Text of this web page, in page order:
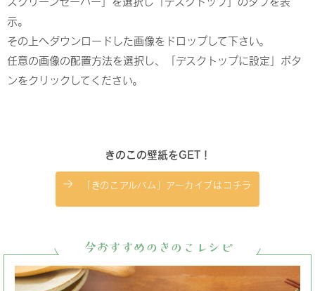
示。
その上へダウンロードした画像をドロップして下さい。
任意の画像の配置方法を選択し、「デスクトップに設定」ボタ
ンをクリックしてください。
きのこの壁紙をGET！
「きのこアルバム」アーカイブはコチラ
今おすすめのきのこレシピ